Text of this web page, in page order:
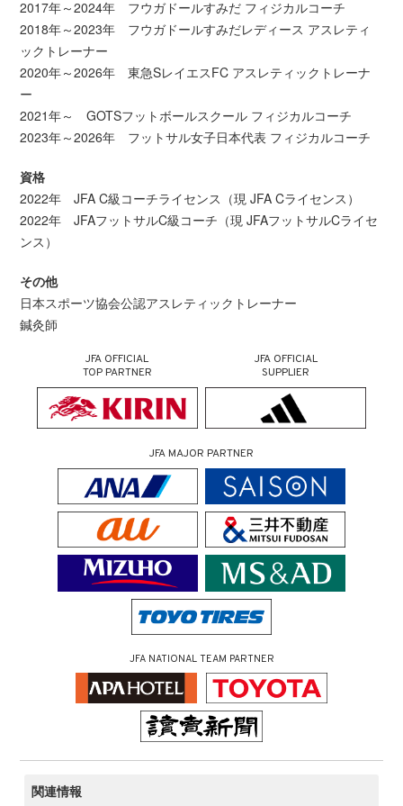
2017年～2024年 フウガドールすみだ フィジカルコーチ
2018年～2023年 フウガドールすみだレディース アスレティ
ックトレーナー
2020年～2026年 東急SレイエスFC アスレティックトレーナ
ー
2021年～ GOTSフットボールスクール フィジカルコーチ
2023年～2026年 フットサル女子日本代表 フィジカルコーチ
資格
2022年 JFA C級コーチライセンス（現 JFA Cライセンス）
2022年 JFAフットサルC級コーチ（現 JFAフットサルCライセ
ンス）
その他
日本スポーツ協会公認アスレティックトレーナー
鍼灸師
JFA OFFICIAL
TOP PARTNER
JFA OFFICIAL
SUPPLIER
JFA MAJOR PARTNER
JFA NATIONAL TEAM PARTNER
関連情報